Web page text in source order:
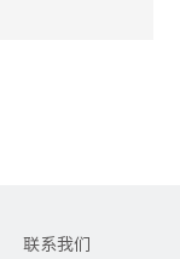
联系我们